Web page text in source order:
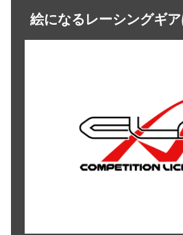
絵になるレーシングギ